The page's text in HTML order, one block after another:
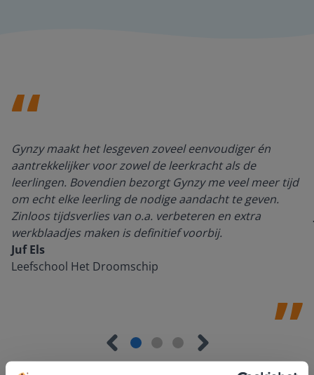
Gynzy maakt het lesgeven zoveel eenvoudiger én
aantrekkelijker voor zowel de leerkracht als de
leerlingen. Bovendien bezorgt Gynzy me veel meer tijd
om echt elke leerling de nodige aandacht te geven.
Zinloos tijdsverlies van o.a. verbeteren en extra
werkblaadjes maken is definitief voorbij.
Juf Els
Leefschool Het Droomschip